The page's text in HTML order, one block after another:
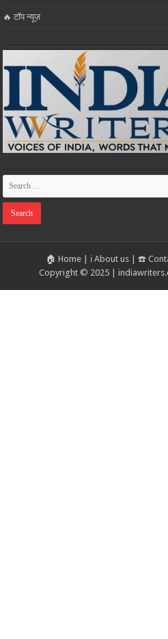
🔥 टॉप न्यूज़
🏠 Home| ℹ️ About us| ☎️
Copyright © 2025 |